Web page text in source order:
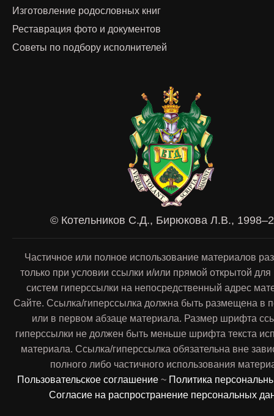
Изготовление родословных книг
Реставрация фото и документов
Советы по подбору исполнителей
© Котельников С.Д., Бирюкова Л.В.,
Частичное или полное использование материалов
только при условии ссылки и/или прямой открытой
систем гиперссылки на непосредственный адрес
Сайте. Ссылка/гиперссылка должна быть размещена в
или в первом абзаце материала. Размер шрифта
гиперссылки не должен быть меньше шрифта текста
материала. Ссылка/гиперссылка обязательна вне
полного либо частичного использования
Пользовательское соглашение ~ Политика
Согласие на распространение персональных